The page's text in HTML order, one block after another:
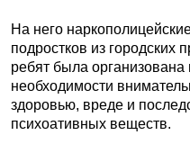
На него
подростков из городских
ребят была организована
необходимости
здоровью, вреде и
психоативных веществ.